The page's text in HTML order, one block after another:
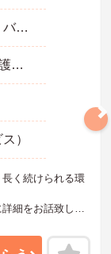
ＪＲ鹿島線「潮来駅」バス・車10分
■ケアマネジャー（介護支援専門員）資格お持ちの方 ■普通自動車免許（AT限定可） ※未経験の方応相談
）
く続けられる環
細をお話致しま